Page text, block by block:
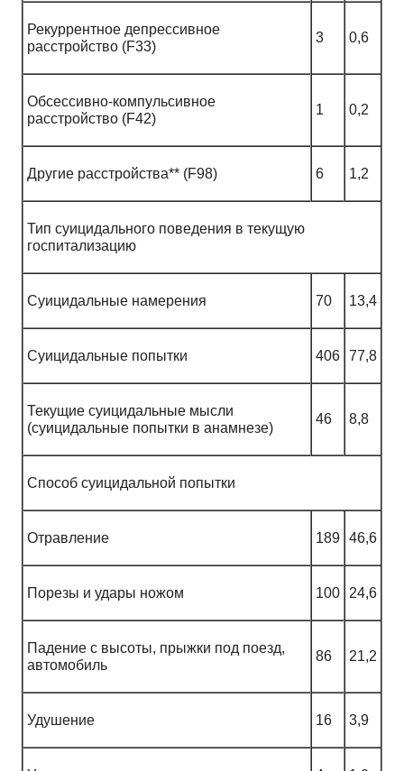
Рекуррентное депрессивное
расстройство (F33)
3 0,6
Обсессивно-компульсивное
расстройство (F42)
1 0,2
Другие расстройства** (F98) 6 1,2
Тип суицидального поведения в текущую
госпитализацию
Суицидальные намерения 70 13,4
Суицидальные попытки 406 77,8
Текущие суицидальные мысли
(суицидальные попытки в анамнезе)
46 8,8
Способ суицидальной попытки
Отравление 189 46,6
Порезы и удары ножом 100 24,6
Падение с высоты, прыжки под поезд,
автомобиль
86 21,2
Удушение 16 3,9